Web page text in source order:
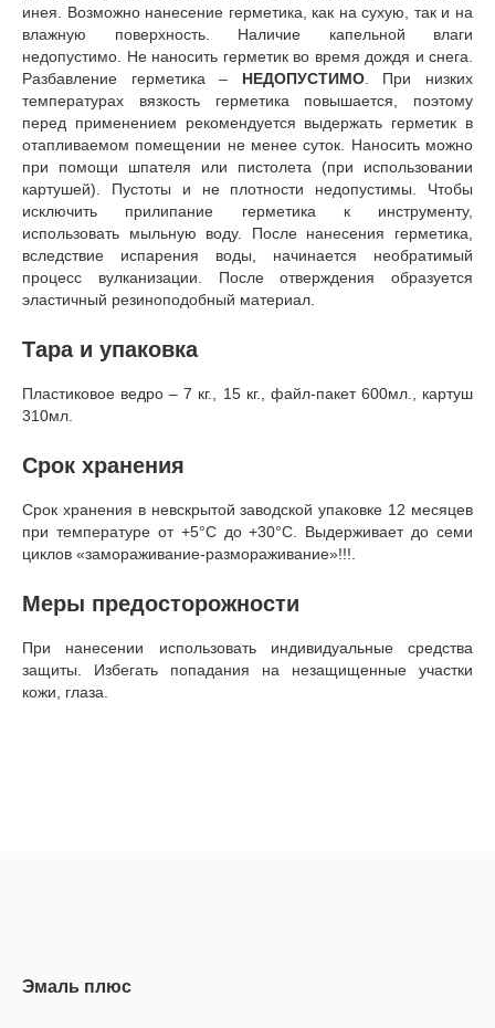
инея. Возможно нанесение герметика, как на сухую, так и на
влажную поверхность. Наличие капельной влаги
недопустимо. Не наносить герметик во время дождя и снега.
Разбавление герметика – НЕДОПУСТИМО. При низких
температурах вязкость герметика повышается, поэтому
перед применением рекомендуется выдержать герметик в
отапливаемом помещении не менее суток. Наносить можно
при помощи шпателя или пистолета (при использовании
картушей). Пустоты и не плотности недопустимы. Чтобы
исключить прилипание герметика к инструменту,
использовать мыльную воду. После нанесения герметика,
вследствие испарения воды, начинается необратимый
процесс вулканизации. После отверждения образуется
эластичный резиноподобный материал.
Тара и упаковка
Пластиковое ведро – 7 кг., 15 кг., файл-пакет 600мл., картуш
310мл.
Срок хранения
Срок хранения в невскрытой заводской упаковке 12 месяцев
при температуре от +5°С до +30°С. Выдерживает до семи
циклов «замораживание-размораживание»!!!.
Меры предосторожности
При нанесении использовать индивидуальные средства
защиты. Избегать попадания на незащищенные участки
кожи, глаза.